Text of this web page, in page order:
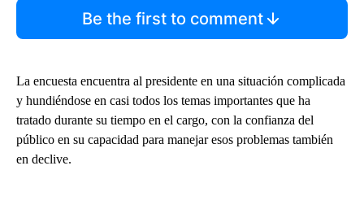
Be the first to comment
La encuesta encuentra al presidente en una situación complicada
y hundiéndose en casi todos los temas importantes que ha
tratado durante su tiempo en el cargo, con la confianza del
público en su capacidad para manejar esos problemas también
en declive.